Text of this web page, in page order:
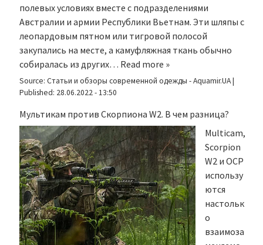
полевых условиях вместе с подразделениями
Австралии и армии Республики Вьетнам. Эти шляпы с
леопардовым пятном или тигровой полосой
закупались на месте, а камуфляжная ткань обычно
собиралась из других… Read more »
Source: Статьи и обзоры современной одежды - Aquamir.UA|
Published: 28.06.2022 - 13:50
Мультикам против Скорпиона W2. В чем разница?
Multicam,
Scorpion
W2 и OCP
использу
ются
настольк
о
взаимоза